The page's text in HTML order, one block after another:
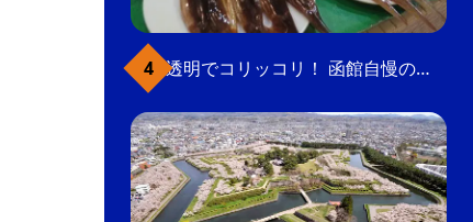
透明でコリッコリ！ 函館自慢のいかをどうぞ